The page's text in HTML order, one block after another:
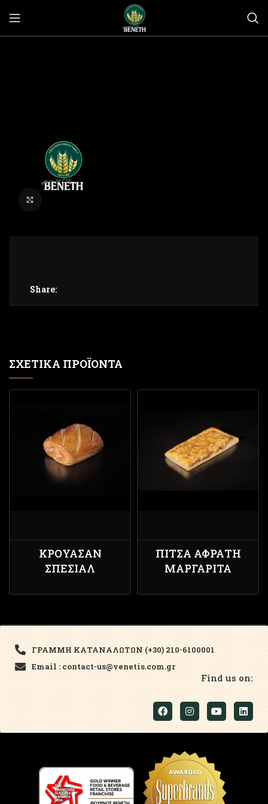
Share:
ΣΧΕΤΙΚΆ ΠΡΟΪΌΝΤΑ
ΚΡΟΥΑΣΆΝ
ΣΠΈΣΙΑΛ
ΠΊΤΣΑ ΑΦΡΆΤΗ
ΜΑΡΓΑΡΊΤΑ
ΓΡΑΜΜΗ ΚΑΤΑΝΑΛΩΤΩΝ (+30) 210-6100001
Email : contact-us@venetis.com.gr
Find us on: